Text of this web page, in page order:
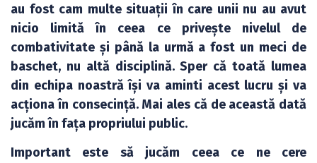
au fost cam multe situații în care unii nu au avut
nicio limită în ceea ce privește nivelul de
combativitate și până la urmă a fost un meci de
baschet, nu altă disciplină. Sper că toată lumea
din echipa noastră își va aminti acest lucru și va
acționa în consecință. Mai ales că de această dată
jucăm în fața propriului public.
Important este să jucăm ceea ce ne cere